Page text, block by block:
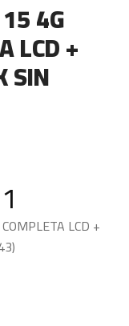
4G
LCD +
SIN
LCD +